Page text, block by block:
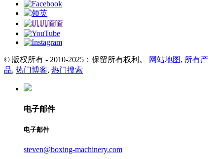
© 版权所有 - 2010-2025：保留所有权利。 网站地图, 所有产
品, 热门博客, 热门搜索
电子邮件
电子邮件
steven@boxing-machinery.com